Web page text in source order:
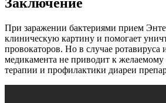
При заражении бактериями прием
клиническую картину и помогает
провокаторов. Но в случае ротавируса
медикамента не приводит к
терапии и профилактики диареи